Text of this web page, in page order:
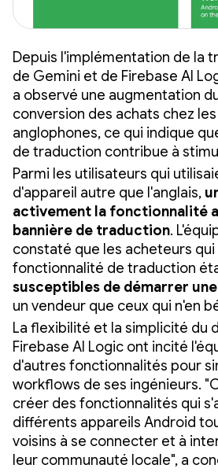
Depuis l'implémentation de la
de Gemini et de Firebase AI
a observé une augmentation
conversion des achats chez
anglophones, ce qui indique
de traduction contribue à
Parmi les utilisateurs qui
d'appareil autre que l'anglais,
activement la fonctionnalité
bannière de traduction.
constaté que les acheteurs
fonctionnalité de traduction
susceptibles de démarrer
un vendeur que ceux qui n'en
La flexibilité et la simplicité du
Firebase AI Logic ont incité
d'autres fonctionnalités pour
workflows de ses ingénieurs.
créer des fonctionnalités qui
différents appareils Android
voisins à se connecter et à
leur communauté locale", a